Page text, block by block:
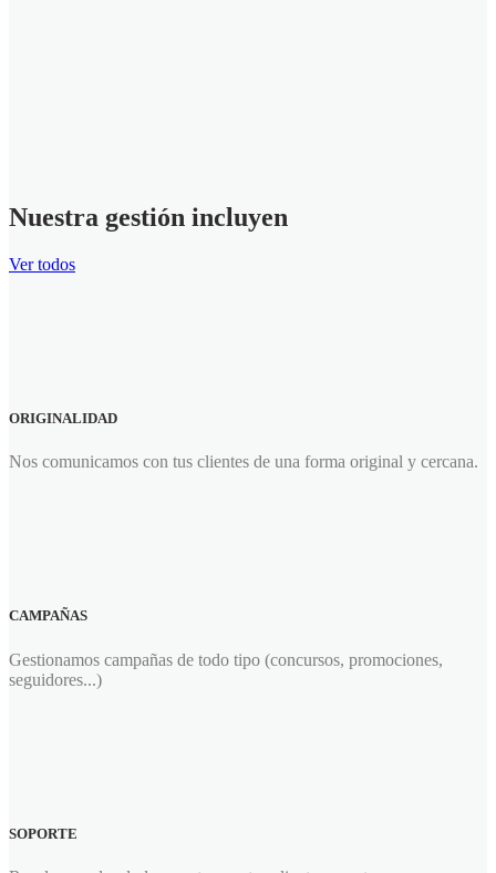
Nuestra gestión incluyen
Ver todos
ORIGINALIDAD
Nos comunicamos con tus clientes de una forma original y cercana.
CAMPAÑAS
Gestionamos campañas de todo tipo (concursos, promociones,
seguidores...)
SOPORTE